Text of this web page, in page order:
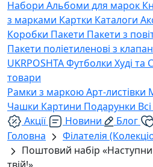
Набори Альбоми для марок
з марками Картки Каталоги
Коробки Пакети Пакети з
Пакети поліетиленові з
UKRPOSHTAФутболки Худі та
товари
Рамки з маркоюАрт-листівки
Чашки Картини Подарунки
Акції
Новини Блог
Головна
Філателія
Поштовий набір